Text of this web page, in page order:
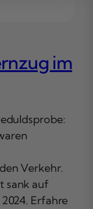
im
Verkehr.
sank auf
Erfahre